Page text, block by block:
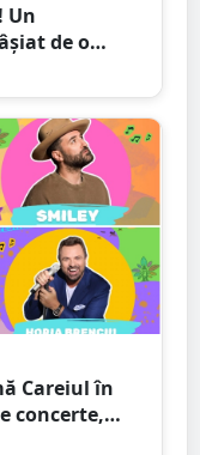
Un
de o
său
Careiul în
concerte,